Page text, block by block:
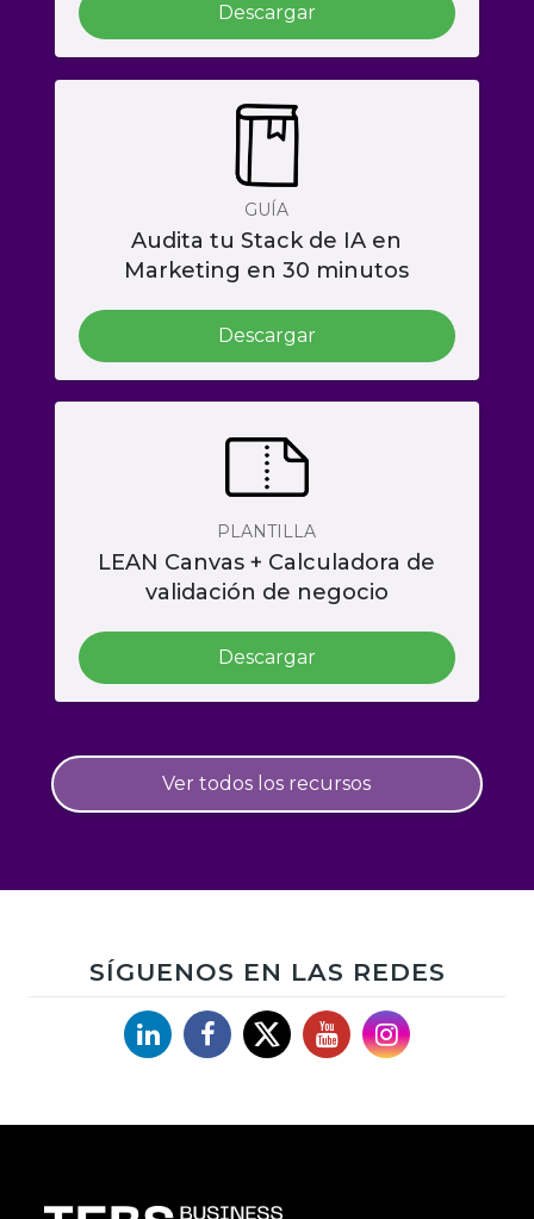
Descargar
GUÍA
Audita tu Stack de IA en
Marketing en 30 minutos
Descargar
PLANTILLA
LEAN Canvas + Calculadora de
validación de negocio
Descargar
Ver todos los recursos
SÍGUENOS EN LAS REDES
LinkedinFacebook
X YouTubeInstagram